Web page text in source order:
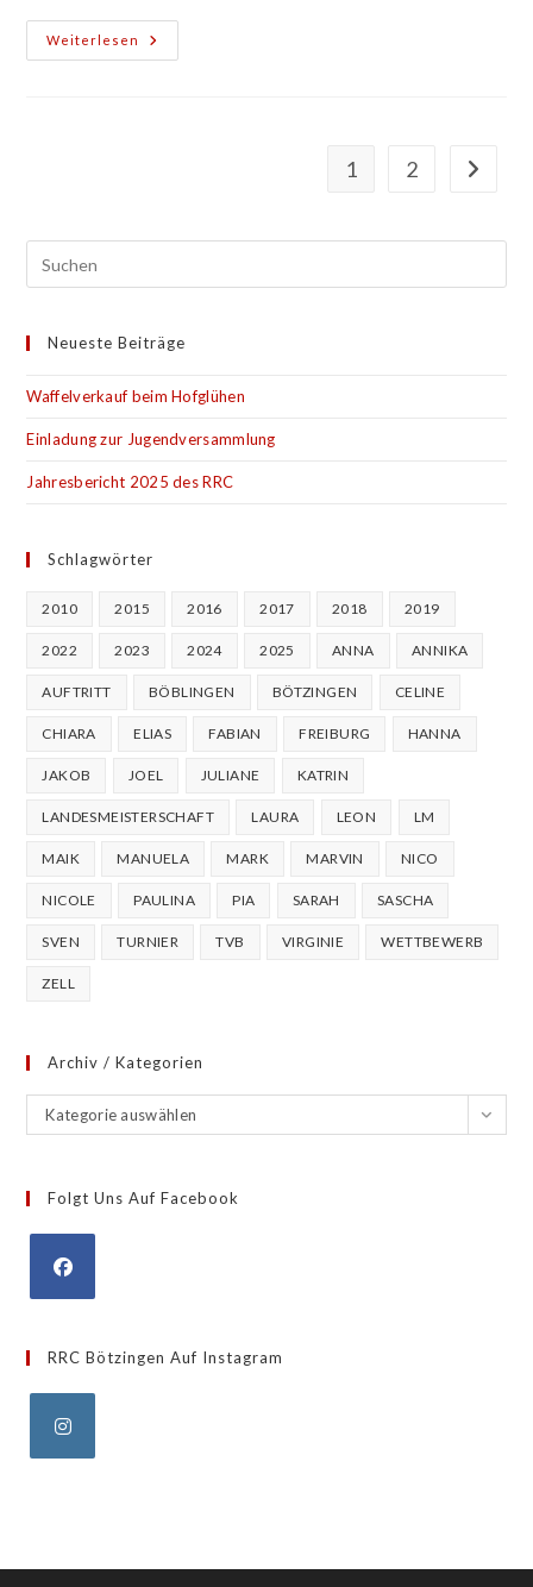
Weiterlesen
100
Jahre
1 2 Gehe
Neueste Beiträge
Waffelverkauf beim Hofglühen
Einladung zur Jugendversammlung
Jahresbericht 2025 des RRC
Schlagwörter
2010 2015 2016 2017 2018 2019
2022 2023 2024 2025 ANNA ANNIKA
AUFTRITT BÖBLINGEN BÖTZINGEN CELINE
CHIARA ELIAS FABIAN FREIBURG HANNA
JAKOB JOEL JULIANE KATRIN
LANDESMEISTERSCHAFT LAURA LEON LM
MAIK MANUELA MARK MARVIN NICO
NICOLE PAULINA PIA SARAH SASCHA
SVEN TURNIER TVB VIRGINIE WETTBEWERB
ZELL
Archiv / Kategorien
Archiv
/
Kategorie auswählen
Folgt Uns Auf Facebook
a
new
tab
RRC Bötzingen Auf Instagram